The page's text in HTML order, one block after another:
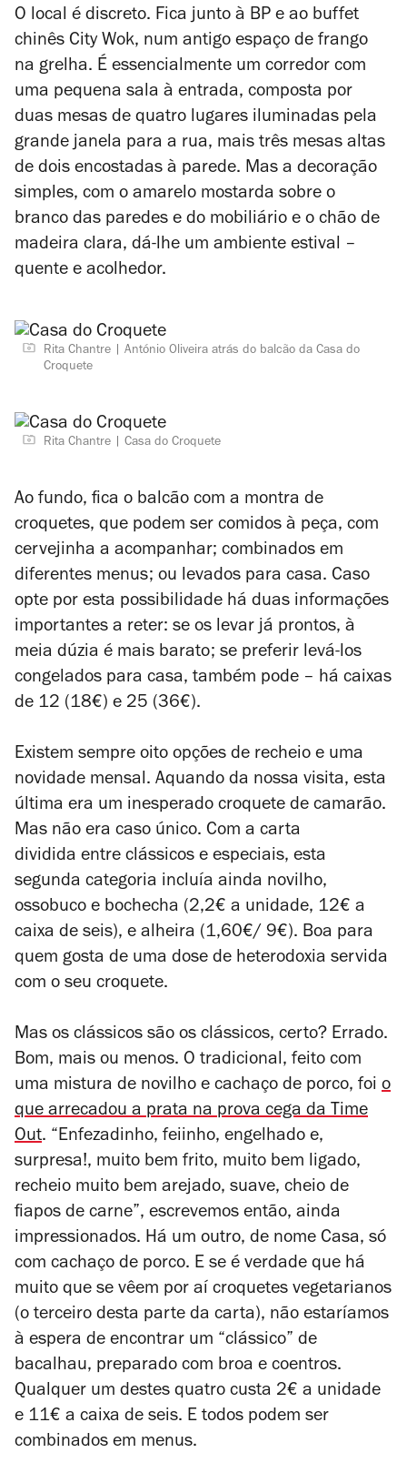
O local é discreto. Fica junto à BP e ao buffet
chinês City Wok, num antigo espaço de frango
na grelha. É essencialmente um corredor com
uma pequena sala à entrada, composta por
duas mesas de quatro lugares iluminadas pela
grande janela para a rua, mais três mesas altas
de dois encostadas à parede. Mas a decoração
simples, com o amarelo mostarda sobre o
branco das paredes e do mobiliário e o chão de
madeira clara, dá-lhe um ambiente estival –
quente e acolhedor.
Rita Chantre
António Oliveira atrás do balcão da Casa do
Croquete
Rita Chantre Casa do Croquete
Ao fundo, fica o balcão com a montra de
croquetes, que podem ser comidos à peça, com
cervejinha a acompanhar; combinados em
diferentes menus; ou levados para casa. Caso
opte por esta possibilidade há duas informações
importantes a reter: se os levar já prontos, à
meia dúzia é mais barato; se preferir levá-los
congelados para casa, também pode – há caixas
de 12 (18€) e 25 (36€).
Existem sempre oito opções de recheio e uma
novidade mensal. Aquando da nossa visita, esta
última era um inesperado croquete de camarão.
Mas não era caso único. Com a carta
dividida entre clássicos e especiais, esta
segunda categoria incluía ainda novilho,
ossobuco e bochecha (2,2€ a unidade, 12€ a
caixa de seis), e alheira (1,60€/ 9€). Boa para
quem gosta de uma dose de heterodoxia servida
com o seu croquete.
Mas os clássicos são os clássicos, certo? Errado.
Bom, mais ou menos. O tradicional, feito com
uma mistura de novilho e cachaço de porco, foi o
que arrecadou a prata na prova cega da Time
Out. “Enfezadinho, feiinho, engelhado e,
surpresa!, muito bem frito, muito bem ligado,
recheio muito bem arejado, suave, cheio de
fiapos de carne”, escrevemos então, ainda
impressionados. Há um outro, de nome Casa, só
com cachaço de porco. E se é verdade que há
muito que se vêem por aí croquetes vegetarianos
(o terceiro desta parte da carta), não estaríamos
à espera de encontrar um “clássico” de
bacalhau, preparado com broa e coentros.
Qualquer um destes quatro custa 2€ a unidade
e 11€ a caixa de seis. E todos podem ser
combinados em menus.